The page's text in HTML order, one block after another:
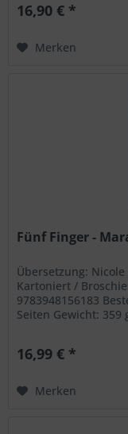
endet abrupt durch
16,90 € *
Merken
Fünf Finger -
Übersetzung: Nicole
Kartoniert /
9783948156183
Seiten Gewicht: 359
sie nur aus den
16,99 € *
Merken